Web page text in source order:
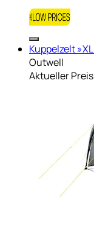
Kuppelzelt
Outwell
Aktueller Preis